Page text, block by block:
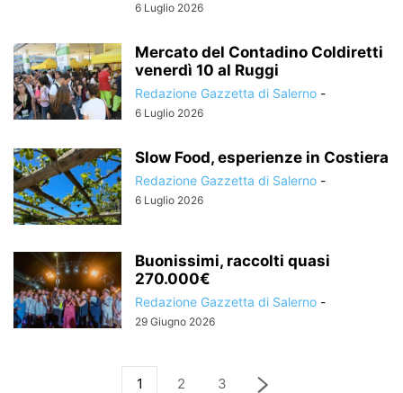
6 Luglio 2026
Mercato del Contadino Coldiretti
venerdì 10 al Ruggi
Redazione Gazzetta di Salerno -
6 Luglio 2026
Slow Food, esperienze in Costiera
Redazione Gazzetta di Salerno -
6 Luglio 2026
Buonissimi, raccolti quasi
270.000€
Redazione Gazzetta di Salerno -
29 Giugno 2026
1 2 3